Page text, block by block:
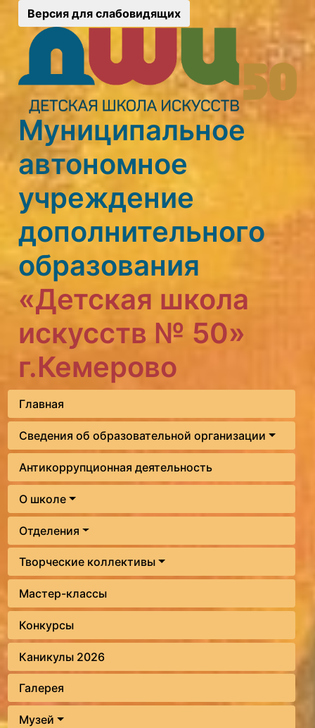
Версия для слабовидящих
Муниципальное
автономное
учреждение
дополнительного
образования
«Детская школа
искусств № 50»
г.Кемерово
Главная
Сведения об образовательной организации
Антикоррупционная деятельность
О школе
Отделения
Творческие коллективы
Мастер-классы
Конкурсы
Каникулы 2026
Галерея
Музей